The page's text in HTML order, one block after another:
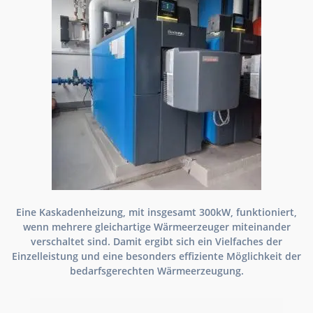
Eine Kaskadenheizung, mit insgesamt 300kW, funktioniert,
wenn mehrere gleichartige Wärmeerzeuger miteinander
verschaltet sind. Damit ergibt sich ein Vielfaches der
Einzelleistung und eine besonders effiziente Möglichkeit der
bedarfsgerechten Wärmeerzeugung.